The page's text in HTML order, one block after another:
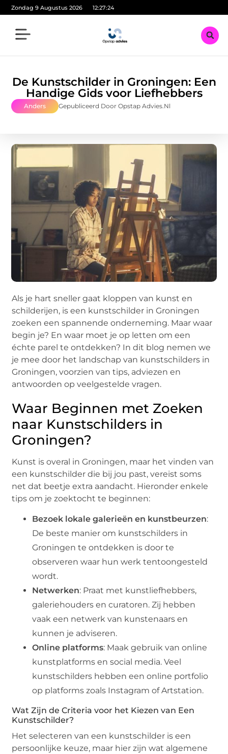
Zondag 9 Augustus 2026 12:27:26
De Kunstschilder in Groningen: Een
Handige Gids voor Liefhebbers
Anders Gepubliceerd Door Opstap Advies.nl
Als je hart sneller gaat kloppen van kunst en
schilderijen, is een kunstschilder in Groningen
zoeken een spannende onderneming. Maar waar
begin je? En waar moet je op letten om een
échte parel te ontdekken? In dit blog nemen we
je mee door het landschap van kunstschilders in
Groningen, voorzien van tips, adviezen en
antwoorden op veelgestelde vragen.
Waar Beginnen met Zoeken
naar Kunstschilders in
Groningen?
Kunst is overal in Groningen, maar het vinden van
een kunstschilder die bij jou past, vereist soms
net dat beetje extra aandacht. Hieronder enkele
tips om je zoektocht te beginnen:
Bezoek lokale galerieën en kunstbeurzen:
De beste manier om kunstschilders in
Groningen te ontdekken is door te
observeren waar hun werk tentoongesteld
wordt.
Netwerken: Praat met kunstliefhebbers,
galeriehouders en curatoren. Zij hebben
vaak een netwerk van kunstenaars en
kunnen je adviseren.
Online platforms: Maak gebruik van online
kunstplatforms en social media. Veel
kunstschilders hebben een online portfolio
op platforms zoals Instagram of Artstation.
Wat Zijn de Criteria voor het Kiezen van Een
Kunstschilder?
Het selecteren van een kunstschilder is een
persoonlijke keuze, maar hier zijn wat algemene